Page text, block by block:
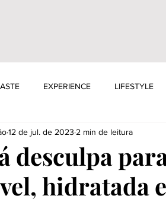
EXPERIENCE LIFESTYLE
desculpa
hidratada
12 de jul. de 2023 2 min de leitura